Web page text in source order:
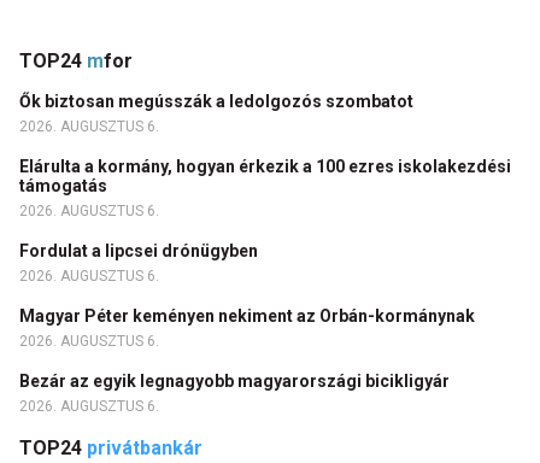
TOP24 mfor
Ők biztosan megússzák a ledolgozós szombatot
2026. AUGUSZTUS 6.
Elárulta a kormány, hogyan érkezik a 100 ezres iskolakezdési
támogatás
2026. AUGUSZTUS 6.
Fordulat a lipcsei drónügyben
2026. AUGUSZTUS 6.
Magyar Péter keményen nekiment az Orbán-kormánynak
2026. AUGUSZTUS 6.
Bezár az egyik legnagyobb magyarországi bicikligyár
2026. AUGUSZTUS 6.
TOP24 privátbankár